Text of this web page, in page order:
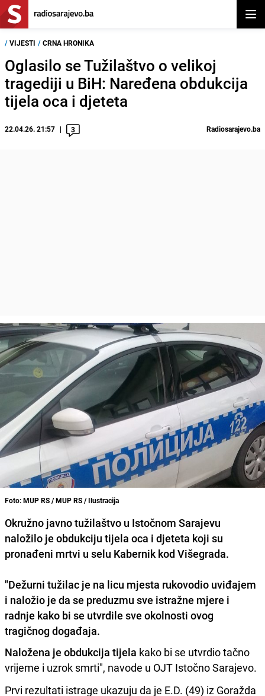
/ VIJESTI / CRNA HRONIKA
Oglasilo se Tužilaštvo o velikoj
tragediji u BiH: Naređena obdukcija
tijela oca i djeteta
22.04.26. 21:57 3 Radiosarajevo.ba
Foto: MUP RS / MUP RS / Ilustracija
Okružno javno tužilaštvo u Istočnom Sarajevu
naložilo je obdukciju tijela oca i djeteta koji su
pronađeni mrtvi u selu Kabernik kod Višegrada.
"Dežurni tužilac je na licu mjesta rukovodio uviđajem
i naložio je da se preduzmu sve istražne mjere i
radnje kako bi se utvrdile sve okolnosti ovog
tragičnog događaja.
Naložena je obdukcija tijela kako bi se utvrdio tačno
vrijeme i uzrok smrti", navode u OJT Istočno Sarajevo.
Prvi rezultati istrage ukazuju da je E.D. (49) iz Goražda